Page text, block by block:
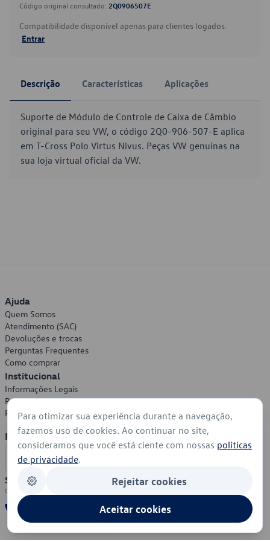
Código original consultado: 2Q0906507E
Compatibilidade disponível apenas para clientes logados.
Entrar
Descrição Características Aplicações
Suporte de Módulo de Controle de Caixa de Câmbio
original para seu VW, o código 2Q0-906-507-E aplica
em T-Cross Polo Virtus Nivus. Peças VW genuínas na
sua loja virtual oficial da VW.
Ajuda
Quem Somos
Atendimento (SAC)
Devoluções e trocas
Perguntas Frequentes
Como comprar
Institucional
Informações Legais
Política de Privacidade
Política de Cookies
Formas de Pagamento
Segurança
Para otimizar sua experiência durante a navegação,
fazemos uso de cookies. Ao continuar no site,
consideramos que você está ciente com nossas políticas
de privacidade.
Rejeitar cookies
Aceitar cookies